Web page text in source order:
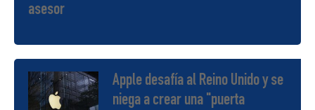
asesor
Apple desafía al Reino Unido y se
niega a crear una "puerta